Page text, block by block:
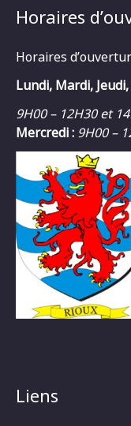
Horaires
Horaires
Lundi, Mardi,
9H00 – 12H30 et
Mercredi : 9H00 –
Liens